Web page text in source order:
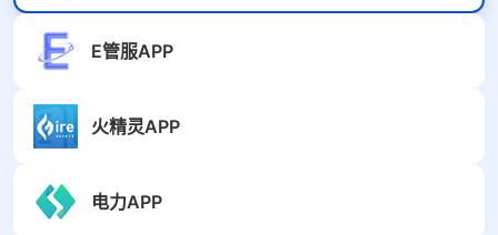
E管服APP
火精灵APP
电力APP